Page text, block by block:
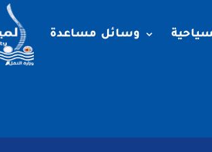
وسائل مساعدة